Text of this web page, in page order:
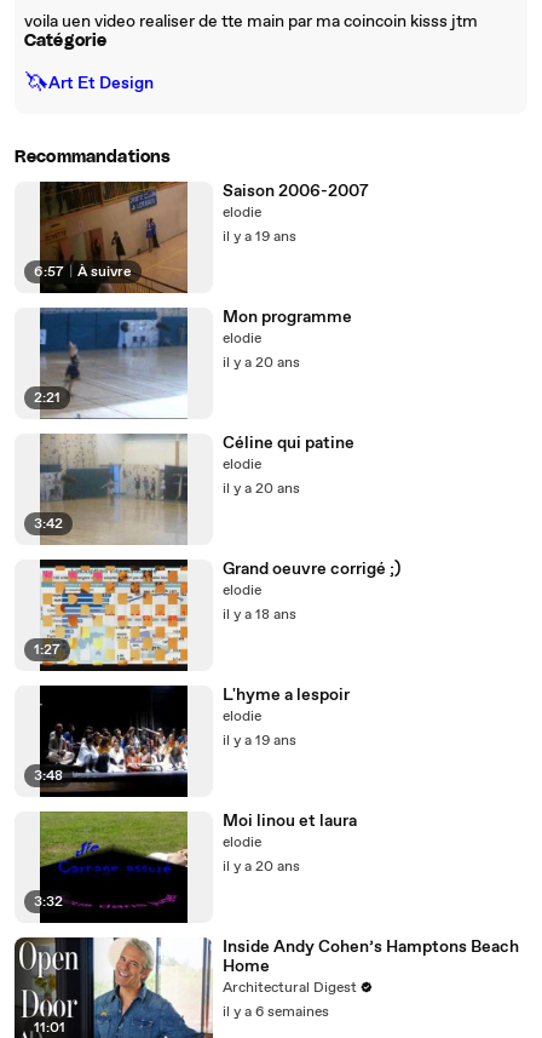
voila uen video realiser de tte main par ma coincoin kisss jtm
Catégorie
🦄Art Et Design
Recommandations
6:57 À suivre
Saison 2006-2007
elodie
il y a 19 ans
2:21
Mon programme
elodie
il y a 20 ans
3:42
Céline qui patine
elodie
il y a 20 ans
1:27
Grand oeuvre corrigé ;)
elodie
il y a 18 ans
3:48
L'hyme a lespoir
elodie
il y a 19 ans
3:32
Moi linou et laura
elodie
il y a 20 ans
11:01
Inside Andy Cohen’s Hamptons Beach
Home
Architectural Digest
il y a 6 semaines